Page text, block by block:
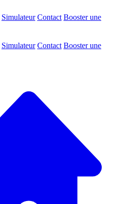
Simulateur Contact Booster une
Simulateur Contact Booster une